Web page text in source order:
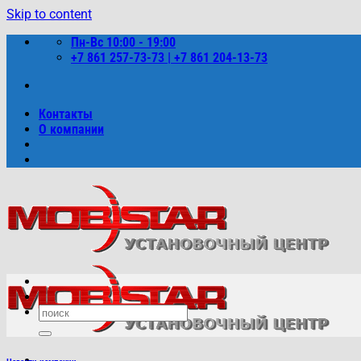
Skip to content
Пн-Вс 10:00 - 19:00
+7 861 257-73-73 | +7 861 204-13-73
Контакты
О компании